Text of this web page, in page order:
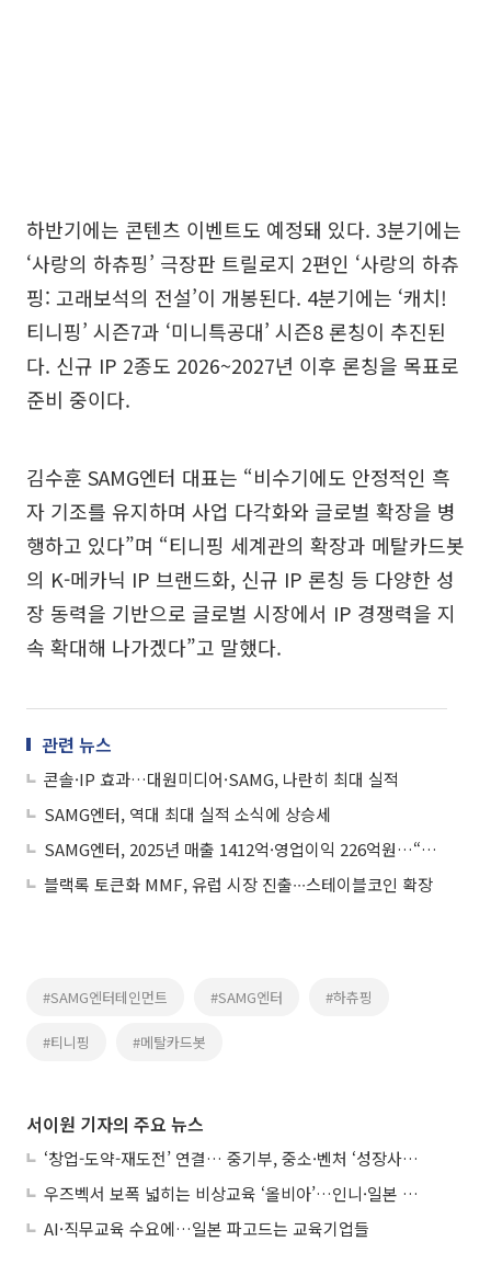
하반기에는 콘텐츠 이벤트도 예정돼 있다. 3분기에는
‘사랑의 하츄핑’ 극장판 트릴로지 2편인 ‘사랑의 하츄
핑: 고래보석의 전설’이 개봉된다. 4분기에는 ‘캐치!
티니핑’ 시즌7과 ‘미니특공대’ 시즌8 론칭이 추진된
다. 신규 IP 2종도 2026~2027년 이후 론칭을 목표로
준비 중이다.
김수훈 SAMG엔터 대표는 “비수기에도 안정적인 흑
자 기조를 유지하며 사업 다각화와 글로벌 확장을 병
행하고 있다”며 “티니핑 세계관의 확장과 메탈카드봇
의 K-메카닉 IP 브랜드화, 신규 IP 론칭 등 다양한 성
장 동력을 기반으로 글로벌 시장에서 IP 경쟁력을 지
속 확대해 나가겠다”고 말했다.
관련 뉴스
콘솔·IP 효과…대원미디어·SAMG, 나란히 최대 실적
SAMG엔터, 역대 최대 실적 소식에 상승세
SAMG엔터, 2025년 매출 1412억·영업이익 226억원…“역대 최대”
블랙록 토큰화 MMF, 유럽 시장 진출∙∙∙스테이블코인 확장
#SAMG엔터테인먼트 #SAMG엔터 #하츄핑
#티니핑 #메탈카드봇
서이원 기자의 주요 뉴스
‘창업-도약-재도전’ 연결… 중기부, 중소·벤처 ‘성장사다리’ 짓는다
우즈벡서 보폭 넓히는 비상교육 ‘올비아’…인니·일본 진출 타진
AI·직무교육 수요에…일본 파고드는 교육기업들